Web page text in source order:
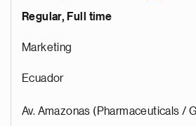
Regular, Full time
Marketing
Ecuador
Av. Amazonas (Pharmaceuticals /